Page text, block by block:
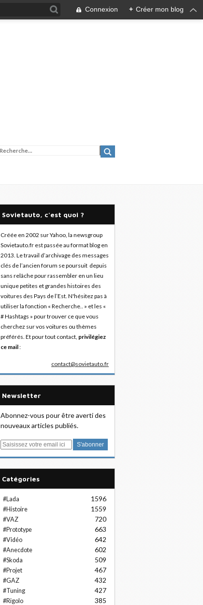
Connexion + Créer mon blog
Sovietauto, c'est quoi ?
Créée en 2002 sur Yahoo, la newsgroup
Sovietauto.fr est passée au format blog en
2013. Le travail d’archivage des messages
clés de l’ancien forum se poursuit depuis
sans relâche pour rassembler en un lieu
unique petites et grandes histoires des
voitures des Pays de l’Est. N'hésitez pas à
utiliser la fonction « Recherche.. » et les «
# Hashtags » pour trouver ce que vous
cherchez sur vos voitures ou thèmes
préférés. Et pour tout contact, privilégiez
ce mail:
contact@sovietauto.fr
Newsletter
Abonnez-vous pour être averti des
nouveaux articles publiés.
E
Catégories
#Lada 1596
#Histoire 1559
#VAZ 720
#Prototype 663
#Vidéo 642
#Anecdote 602
#Skoda 509
#Projet 467
#GAZ 432
#Tuning 427
#Rigolo 385